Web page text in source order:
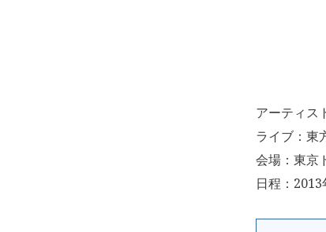
アーティス
ライブ：東
会場：東京
日程：